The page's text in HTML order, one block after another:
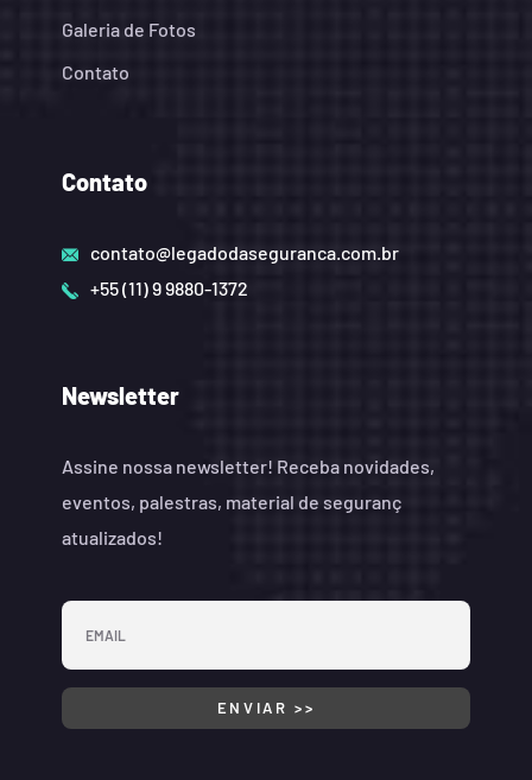
Galeria de Fotos
Contato
Contato
contato@legadodaseguranca.com.br
+55 (11) 9 9880-1372
Newsletter
Assine nossa newsletter! Receba novidades,
eventos, palestras, material de seguranç
atualizados!